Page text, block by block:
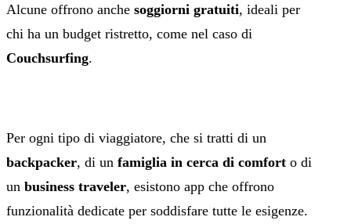
Alcune offrono anche soggiorni gratuiti, ideali per
chi ha un budget ristretto, come nel caso di
Couchsurfing.
Per ogni tipo di viaggiatore, che si tratti di un
backpacker, di un famiglia in cerca di comfort o di
un business traveler, esistono app che offrono
funzionalità dedicate per soddisfare tutte le esigenze.